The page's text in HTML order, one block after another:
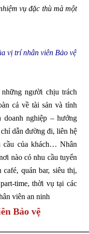
vụ đặc thù mà một
vị trí nhân viên Bảo vệ
người chịu trách
cả về tài sản và tính
doanh nghiệp – hướng
dẫn đường đi, liên hệ
cầu của khách… Nhân
nào có nhu cầu tuyển
café, quán bar, siêu thị,
time, thời vụ tại các
viên an ninh
Bảo vệ